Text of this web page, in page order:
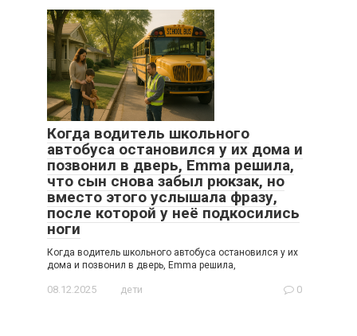
Когда водитель школьного
автобуса остановился у их дома и
позвонил в дверь, Emma решила,
что сын снова забыл рюкзак, но
вместо этого услышала фразу,
после которой у неё подкосились
ноги
Когда водитель школьного автобуса остановился у их
дома и позвонил в дверь, Emma решила,
08.12.2025 дети 0